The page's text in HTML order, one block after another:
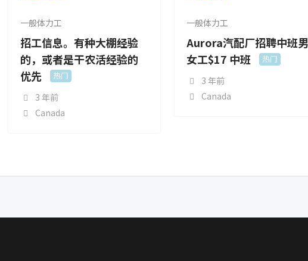
一般体力工
招工信息。有种大棚经验
的，或者是干农活经验的
优先
热门
3 年前
Canada
一般体力工
Aurora汽配厂招聘中班男
女工$17 中班
热门
3 年前
Canada